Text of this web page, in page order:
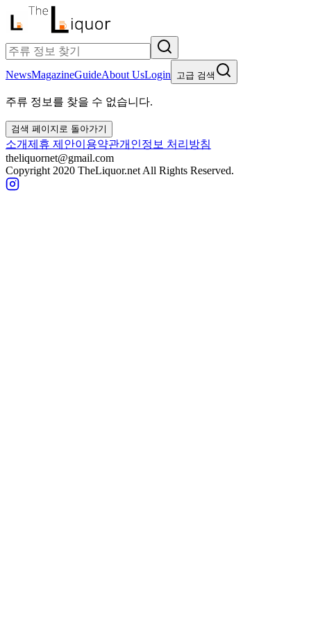
NewsMagazineGuideAbout UsLogin 고급 검색
주류 정보를 찾을 수 없습니다.
검색 페이지로 돌아가기
소개제휴 제안이용약관개인정보 처리방침
theliquornet@gmail.com
Copyright 2020 TheLiquor.net All Rights Reserved.